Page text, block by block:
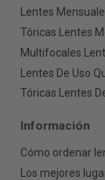
Lentes
Tóricas Lentes
Multifocales
Lentes De Uso
Tóricas Lentes
Información
Cómo ordenar
Los mejores